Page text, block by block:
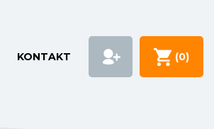
KONTAKT (0)